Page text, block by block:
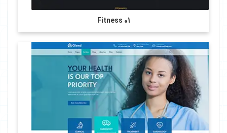
Fitness 01